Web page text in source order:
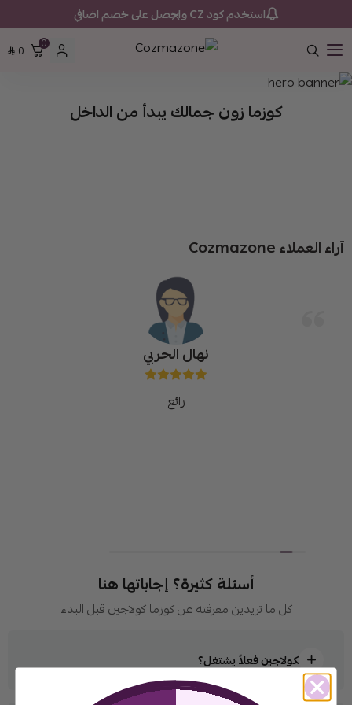
استخدم كود CZ واحصل على خصم اضافي
Cozmazone
0
0
كوزما زون جمالك يبدأ من الداخل
آراء العملاء Cozmazone
نهال الحربي
رائع
أسئلة كثيرة؟ إجاباتها هنا
كل ما تريدين معرفته عن كوزما كولاجين قبل البدء
هل الكولاجين فعلاً يشتغل؟